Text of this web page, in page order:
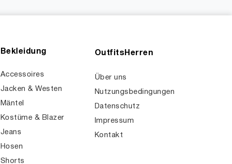
Bekleidung
Accessoires
Jacken & Westen
Mäntel
Kostüme & Blazer
Jeans
Hosen
Shorts
OutfitsHerren
Über uns
Nutzungsbedingungen
Datenschutz
Impressum
Kontakt